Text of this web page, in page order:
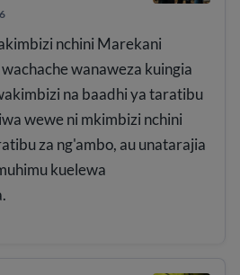
nchini Marekani
wanaweza kuingia
na baadhi ya taratibu
wewe ni mkimbizi nchini
za ng'ambo, au unatarajia
kuelewa